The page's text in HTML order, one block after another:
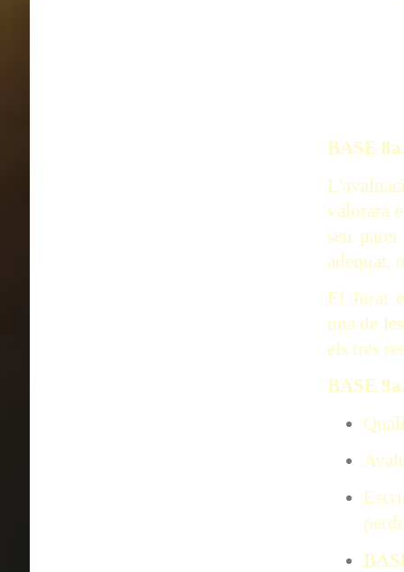
BASE
valorarà
seu
adequat,
El Jurat
una de
els tres
BASE